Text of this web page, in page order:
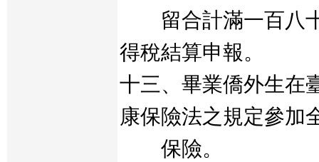
留合計滿一百八十
得稅結算申報。
十三、畢業僑外生在
康保險法之規定參加
保險。